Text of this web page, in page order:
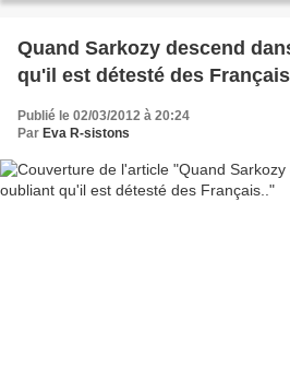
Quand Sarkozy descend
qu'il est détesté des
Publié le 02/03/2012 à 20:24
Par Eva R-sistons